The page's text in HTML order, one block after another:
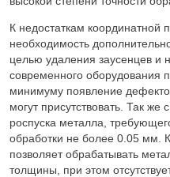
К недостаткам координатной
необходимость
целью удаления заусенцев и
современного оборудования
минимуму появление
могут присутствовать. Так же
роспуска металла,
обработки не более 0.05 мм.
позволяет обрабатывать
толщины, при этом